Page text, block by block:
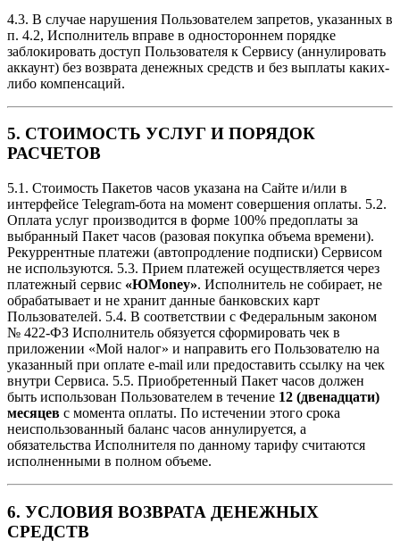
4.3. В случае нарушения Пользователем запретов, указанных в
п. 4.2, Исполнитель вправе в одностороннем порядке
заблокировать доступ Пользователя к Сервису (аннулировать
аккаунт) без возврата денежных средств и без выплаты каких-
либо компенсаций.
5. СТОИМОСТЬ УСЛУГ И ПОРЯДОК
РАСЧЕТОВ
5.1. Стоимость Пакетов часов указана на Сайте и/или в
интерфейсе Telegram-бота на момент совершения оплаты. 5.2.
Оплата услуг производится в форме 100% предоплаты за
выбранный Пакет часов (разовая покупка объема времени).
Рекуррентные платежи (автопродление подписки) Сервисом
не используются. 5.3. Прием платежей осуществляется через
платежный сервис «ЮMoney». Исполнитель не собирает, не
обрабатывает и не хранит данные банковских карт
Пользователей. 5.4. В соответствии с Федеральным законом
№ 422-ФЗ Исполнитель обязуется сформировать чек в
приложении «Мой налог» и направить его Пользователю на
указанный при оплате e-mail или предоставить ссылку на чек
внутри Сервиса. 5.5. Приобретенный Пакет часов должен
быть использован Пользователем в течение 12 (двенадцати)
месяцев с момента оплаты. По истечении этого срока
неиспользованный баланс часов аннулируется, а
обязательства Исполнителя по данному тарифу считаются
исполненными в полном объеме.
6. УСЛОВИЯ ВОЗВРАТА ДЕНЕЖНЫХ
СРЕДСТВ